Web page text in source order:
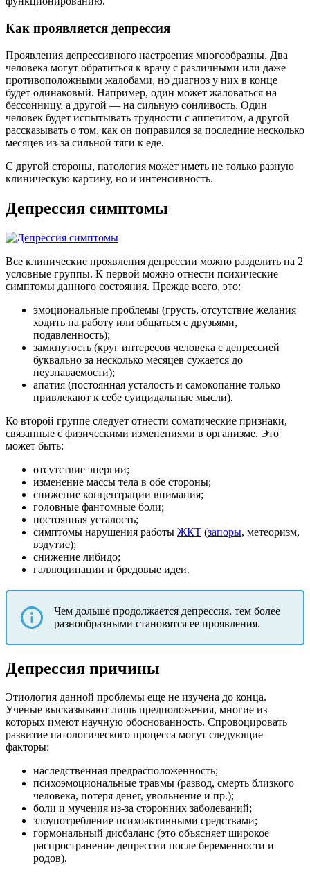
Как проявляется депрессия
Проявления депрессивного настроения многообразны. Два
человека могут обратиться к врачу с различными или даже
противоположными жалобами, но диагноз у них в конце
будет одинаковый. Например, один может жаловаться на
бессонницу, а другой — на сильную сонливость. Один
человек будет испытывать трудности с аппетитом, а другой
рассказывать о том, как он поправился за последние несколько
месяцев из-за сильной тяги к еде.
С другой стороны, патология может иметь не только разную
клиническую картину, но и интенсивность.
Депрессия симптомы
Все клинические проявления депрессии можно разделить на 2
условные группы. К первой можно отнести психические
симптомы данного состояния. Прежде всего, это:
эмоциональные проблемы (грусть, отсутствие желания
ходить на работу или общаться с друзьями,
подавленность);
замкнутость (круг интересов человека с депрессией
буквально за несколько месяцев сужается до
неузнаваемости);
апатия (постоянная усталость и самокопание только
привлекают к себе суицидальные мысли).
Ко второй группе следует отнести соматические признаки,
связанные с физическими изменениями в организме. Это
может быть:
отсутствие энергии;
изменение массы тела в обе стороны;
снижение концентрации внимания;
головные фантомные боли;
постоянная усталость;
симптомы нарушения работы ЖКТ (запоры, метеоризм,
вздутие);
снижение либидо;
галлюцинации и бредовые идеи.
Чем дольше продолжается депрессия, тем более
разнообразными становятся ее проявления.
Депрессия причины
Этиология данной проблемы еще не изучена до конца.
Ученые высказывают лишь предположения, многие из
которых имеют научную обоснованность. Спровоцировать
развитие патологического процесса могут следующие
факторы:
наследственная предрасположенность;
психоэмоциональные травмы (развод, смерть близкого
человека, потеря денег, увольнение и пр.);
боли и мучения из-за сторонних заболеваний;
злоупотребление психоактивными средствами;
гормональный дисбаланс (это объясняет широкое
распространение депрессии после беременности и
родов).